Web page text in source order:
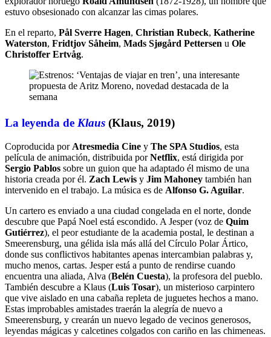
estuvo obsesionado con alcanzar las cimas polares.
En el reparto, Pål Sverre Hagen, Christian Rubeck, Katherine
Waterston, Fridtjov Såheim, Mads Sjøgård Pettersen u Ole
Christoffer Ertvåg.
La leyenda de Klaus (Klaus, 2019)
Coproducida por Atresmedia Cine y The SPA Studios, esta
película de animación, distribuida porNetflix, está dirigida por
Sergio Pablos sobre un guion que ha adaptado él mismo de una
historia creada por él. Zach Lewis y Jim Mahoney también han
intervenido en el trabajo. La música es de Alfonso G. Aguilar.
Un cartero es enviado a una ciudad congelada en el norte, donde
descubre que Papá Noel está escondido. A Jesper (voz de Quim
Gutiérrez), el peor estudiante de la academia postal, le destinan a
Smeerensburg, una gélida isla más allá del Círculo Polar Ártico,
donde sus conflictivos habitantes apenas intercambian palabras y,
mucho menos, cartas. Jesper está a punto de rendirse cuando
encuentra una aliada, Alva (Belén Cuesta), la profesora del pueblo.
También descubre a Klaus (Luis Tosar), un misterioso carpintero
que vive aislado en una cabaña repleta de juguetes hechos a mano.
Estas improbables amistades traerán la alegría de nuevo a
Smeerensburg, y crearán un nuevo legado de vecinos generosos,
leyendas mágicas y calcetines colgados con cariño en las chimeneas.